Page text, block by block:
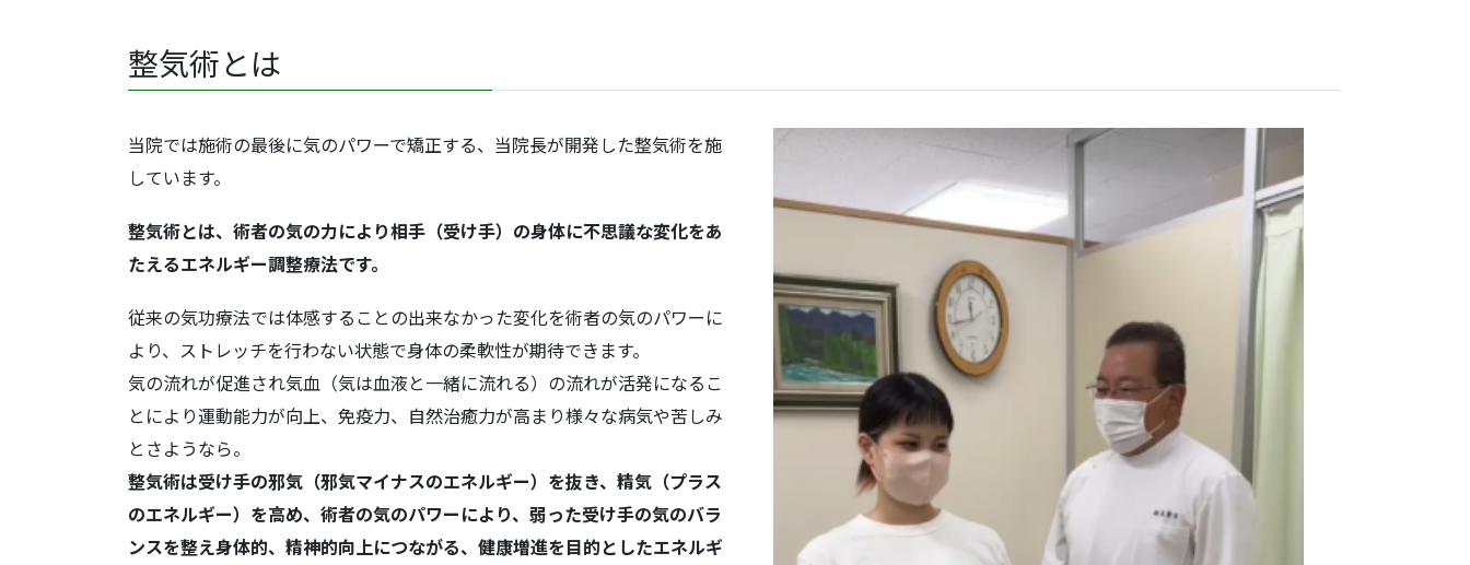
整気術とは
当院では施術の最後に気のパワーで矯正する、当院長が開発した整気術を施
しています。
整気術とは、術者の気の力により相手（受け手）の身体に不思議な変化をあ
たえるエネルギー調整療法です。
従来の気功療法では体感することの出来なかった変化を術者の気のパワーに
より、ストレッチを行わない状態で身体の柔軟性が期待できます。
気の流れが促進され気血（気は血液と一緒に流れる）の流れが活発になるこ
とにより運動能力が向上、免疫力、自然治癒力が高まり様々な病気や苦しみ
とさようなら。
整気術は受け手の邪気（邪気マイナスのエネルギー）を抜き、精気（プラス
のエネルギー）を高め、術者の気のパワーにより、弱った受け手の気のバラ
ンスを整え身体的、精神的向上につながる、健康増進を目的としたエネルギ